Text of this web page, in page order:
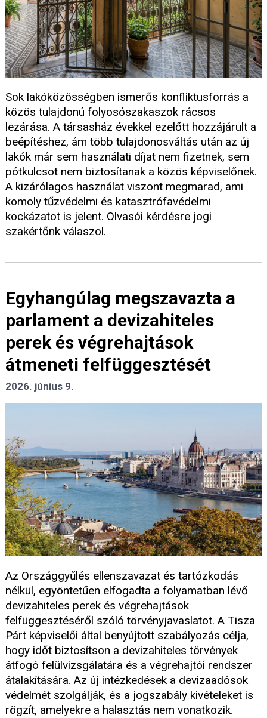
Sok lakóközösségben ismerős konfliktusforrás a
közös tulajdonú folyosószakaszok rácsos
lezárása. A társasház évekkel ezelőtt hozzájárult a
beépítéshez, ám több tulajdonosváltás után az új
lakók már sem használati díjat nem fizetnek, sem
pótkulcsot nem biztosítanak a közös képviselőnek.
A kizárólagos használat viszont megmarad, ami
komoly tűzvédelmi és katasztrófavédelmi
kockázatot is jelent. Olvasói kérdésre jogi
szakértőnk válaszol.
Egyhangúlag megszavazta a
parlament a devizahiteles
perek és végrehajtások
átmeneti felfüggesztését
2026. június 9.
Az Országgyűlés ellenszavazat és tartózkodás
nélkül, egyöntetűen elfogadta a folyamatban lévő
devizahiteles perek és végrehajtások
felfüggesztéséről szóló törvényjavaslatot. A Tisza
Párt képviselői által benyújtott szabályozás célja,
hogy időt biztosítson a devizahiteles törvények
átfogó felülvizsgálatára és a végrehajtói rendszer
átalakítására. Az új intézkedések a devizaadósok
védelmét szolgálják, és a jogszabály kivételeket is
rögzít, amelyekre a halasztás nem vonatkozik.